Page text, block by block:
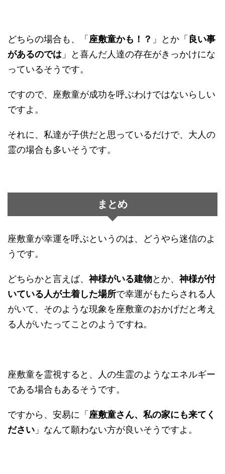
どちらの場合も、「 座敷童かも！？ 」とか「 良い事
があるのでは 」と喜んだ人達の存在がきっかけにな
っているそうです。
ですので、座敷童が成功を呼ぶわけではないらしい
ですよ。
それに、私達が子供だと思っているだけで、大人の
霊の場合も多いそうです。
まとめ
座敷童が幸運を呼ぶというのは、どうやら迷信のよ
うです。
どちらかと言えば、 神様がいる建物とか、 神様が付
いている人が土着した場所で幸運がもたらされる人
がいて、そのような現象を座敷童のおかげだと考え
る人がいたってことのようですね。
座敷童を霊視すると、人の生霊のようなエネルギー
である場合もあるそうです。
ですから、安易に「 座敷童さん、私の家にも来てく
ださい 」なんて願わない方が良いそうですよ。